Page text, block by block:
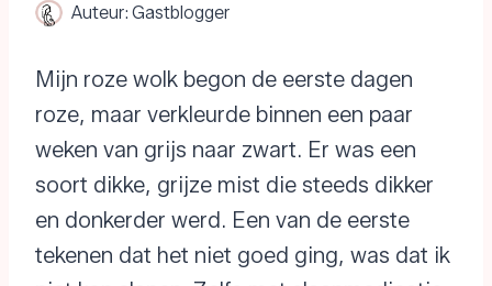
Auteur: Gastblogger
Mijn roze wolk begon de eerste dagen
roze, maar verkleurde binnen een paar
weken van grijs naar zwart. Er was een
soort dikke, grijze mist die steeds dikker
en donkerder werd. Een van de eerste
tekenen dat het niet goed ging, was dat ik